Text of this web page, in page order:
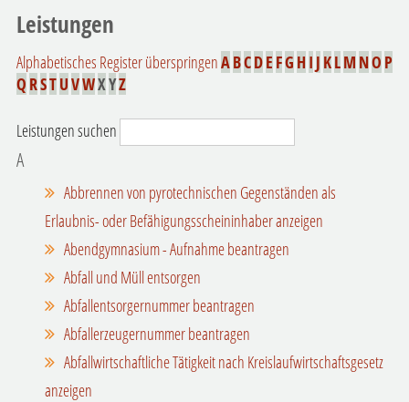
Leistungen
Alphabetisches Register überspringenABCDE FG H I J KLM NO P
Q RSTUVWXYZ
Leistungen suchen
A
Abbrennen von pyrotechnischen Gegenständen als
Erlaubnis- oder Befähigungsscheininhaber anzeigen
Abendgymnasium - Aufnahme beantragen
Abfall und Müll entsorgen
Abfallentsorgernummer beantragen
Abfallerzeugernummer beantragen
Abfallwirtschaftliche Tätigkeit nach Kreislaufwirtschaftsgesetz
anzeigen